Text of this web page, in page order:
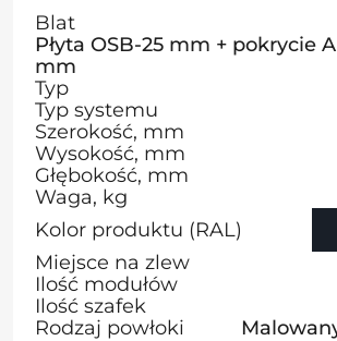
Blat
Płyta OSB-25 mm + pokrycie
mm
Typ
Typ systemu
Szerokość, mm
Wysokość, mm
Głębokość, mm
Waga, kg
Kolor produktu (RAL)
Miejsce na zlew
Ilość modułów
Ilość szafek
Rodzaj powłoki